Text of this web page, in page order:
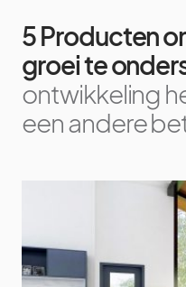
5 Producten
groei te
ontwikkeling
een andere